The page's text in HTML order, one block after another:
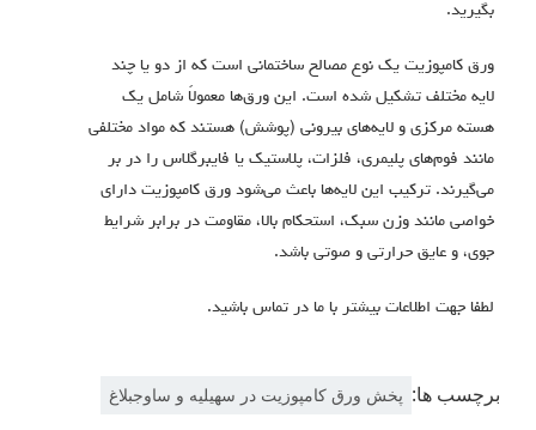
بگیرید.
ورق کامپوزیت یک نوع مصالح ساختمانی است که از دو یا چند
لایه مختلف تشکیل شده است. این ورق‌ها معمولاً شامل یک
هسته مرکزی و لایه‌های بیرونی (پوشش) هستند که مواد مختلفی
مانند فوم‌های پلیمری، فلزات، پلاستیک یا فایبرگلاس را در بر
می‌گیرند. ترکیب این لایه‌ها باعث می‌شود ورق کامپوزیت دارای
خواصی مانند وزن سبک، استحکام بالا، مقاومت در برابر شرایط
جوی، و عایق حرارتی و صوتی باشد.
لطفا جهت اطلاعات بیشتر با ما در تماس باشید.
برچسب ها: پخش ورق کامپوزیت در سهیلیه و ساوجبلاغ